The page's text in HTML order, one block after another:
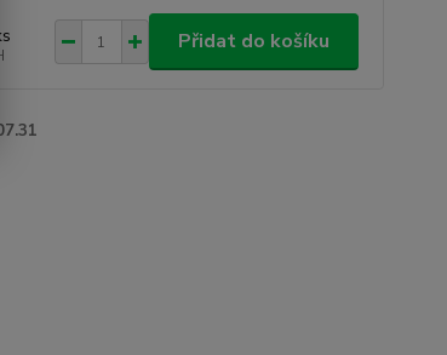
Přidat do košíku